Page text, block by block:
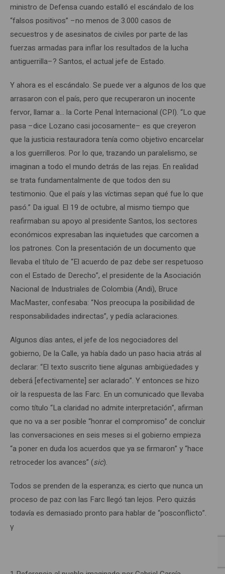
ministro de Defensa cuando estalló el escándalo de los
“falsos positivos” –no menos de 3.000 casos de
secuestros y de asesinatos de civiles por parte de las
fuerzas armadas para inflar los resultados de la lucha
antiguerrilla–? Santos, el actual jefe de Estado.
Y ahora es el escándalo. Se puede ver a algunos de los que
arrasaron con el país, pero que recuperaron un inocente
fervor, llamar a… la Corte Penal Internacional (CPI). “Lo que
pasa –dice Lozano casi jocosamente– es que creyeron
que la justicia restauradora tenía como objetivo encarcelar
a los guerrilleros. Por lo que, trazando un paralelismo, se
imaginan a todo el mundo detrás de las rejas. En realidad
se trata fundamentalmente de que todos den su
testimonio. Que el país y las víctimas sepan qué fue lo que
pasó.” Da igual. El 19 de octubre, al mismo tiempo que
reafirmaban su apoyo al presidente Santos, los sectores
económicos expresaban las inquietudes que carcomen a
los patrones. Con la presentación de un documento que
llevaba el título de “El acuerdo de paz debe ser respetuoso
con el Estado de Derecho”, el presidente de la Asociación
Nacional de Industriales de Colombia (Andi), Bruce
MacMaster, confesaba: “Nos preocupa la posibilidad de
responsabilidades indirectas”, y pedía aclaraciones.
Algunos días antes, el jefe de los negociadores del
gobierno, De la Calle, ya había dado un paso hacia atrás al
declarar: “El texto suscrito tiene algunas ambigüedades y
deberá [efectivamente] ser aclarado”. Y entonces se hizo
oír la respuesta de las Farc. En un comunicado que llevaba
como título “La claridad no admite interpretación”, afirman
que no va a ser posible “honrar el compromiso” de concluir
las conversaciones en seis meses si el gobierno empieza
“a poner en duda los acuerdos que ya se firmaron” y “hace
retroceder los avances” (sic).
Todos se prenden de la esperanza; es cierto que nunca un
proceso de paz con las Farc llegó tan lejos. Pero quizás
todavía es demasiado pronto para hablar de “posconflicto”.
γ